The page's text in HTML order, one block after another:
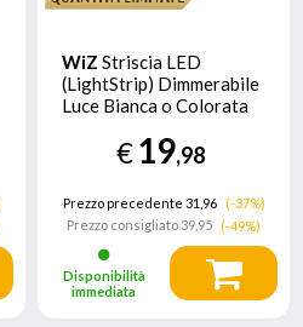
WiZ Striscia LED
(LightStrip) Dimmerabile
Luce Bianca o Colorata
€19,98
Prezzo precedente 31,96
(-37%)
Prezzo consigliato 39,95 (-49%)
Disponibilità
immediata